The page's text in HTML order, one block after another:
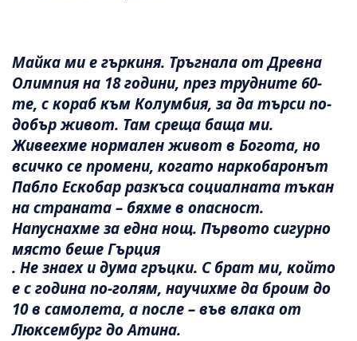
Майка ми е гъркиня. Тръгнала от Древна
Олимпия на 18 години, през трудните 60-
те, с кораб към Колумбия, за да търси по-
добър живот. Там среща баща ми.
Живеехме нормален живот в Богота, но
всичко се промени, когато наркобаронът
Пабло Ескобар разкъса социалната тъкан
на страната – бяхме в опасност.
Напуснахме за една нощ. Първото сигурно
място беше Гърция
. Не знаех и дума гръцки. С брат ми, който
е с година по-голям, научихме да броим до
10 в самолета, а после – във влака от
Люксембург до Атина.